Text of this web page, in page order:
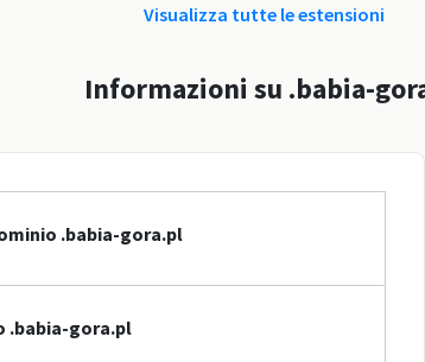
Visualizza tutte le estensioni
Informazioni su .babia-
.babia-gora.pl
.babia-gora.pl